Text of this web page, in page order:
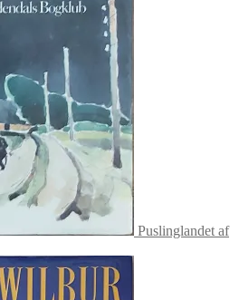
Puslinglandet af